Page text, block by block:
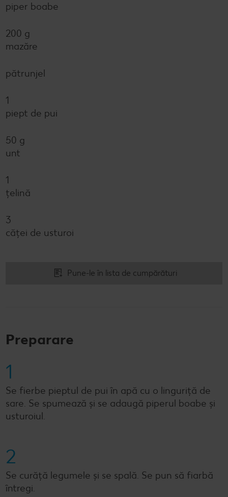
piper boabe
200 g
mazăre
pătrunjel
1
piept de pui
50 g
unt
1
ţelină
3
căţei de usturoi
Pune-le în lista de cumpărături
Preparare
1
Se fierbe pieptul de pui în apă cu o linguriţă de
sare. Se spumează şi se adaugă piperul boabe şi
usturoiul.
2
Se curăţă legumele şi se spală. Se pun să fiarbă
întregi.